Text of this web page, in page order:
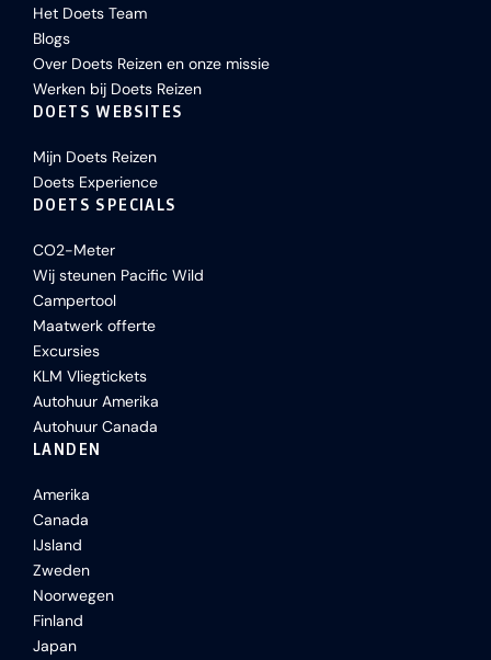
Het Doets Team
Blogs
Over Doets Reizen en onze missie
Werken bij Doets Reizen
DOETS WEBSITES
Mijn Doets Reizen
Doets Experience
DOETS SPECIALS
CO2-Meter
Wij steunen Pacific Wild
Campertool
Maatwerk offerte
Excursies
KLM Vliegtickets
Autohuur Amerika
Autohuur Canada
LANDEN
Amerika
Canada
IJsland
Zweden
Noorwegen
Finland
Japan